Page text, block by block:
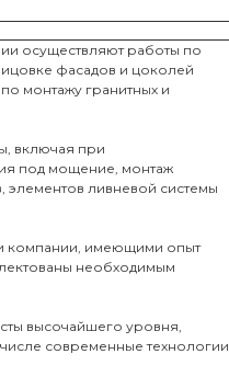
осуществляют работы по
фасадов и цоколей
монтажу гранитных и
включая при
под мощение, монтаж
элементов ливневой системы
компании, имеющими опыт
необходимым
высочайшего уровня,
современные технологии
Фасадные